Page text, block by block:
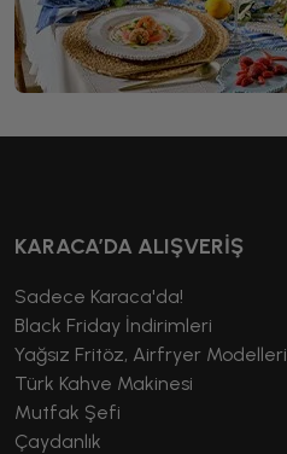
KARACA’DA ALIŞVERİŞ
Sadece Karaca'da!
Black Friday İndirimleri
Yağsız Fritöz, Airfryer Modelleri
Türk Kahve Makinesi
Mutfak Şefi
Çaydanlık